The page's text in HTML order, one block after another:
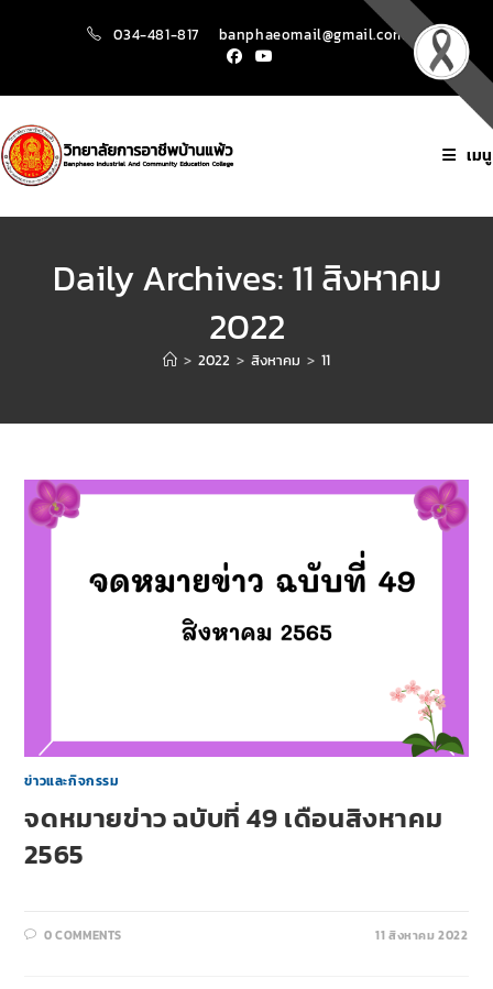
034-481-817 banphaeomail@gmail.com
เมนู
Daily Archives: 11 สิงหาคม
2022
> 2022 > สิงหาคม > 11
ข่าวและกิจกรรม
จดหมายข่าว ฉบับที่ 49 เดือนสิงหาคม
2565
0 COMMENTS 11 สิงหาคม 2022